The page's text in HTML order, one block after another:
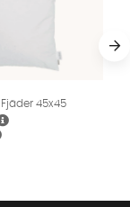
Fjäder 45x45